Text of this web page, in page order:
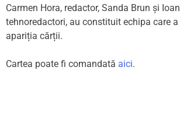
Carmen Hora, redactor, Sanda Brun și
tehnoredactori, au constituit echipa care
apariția cărții.
Cartea poate fi comandată aici.